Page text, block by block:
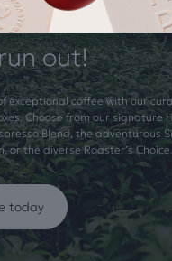
out!
exceptional coffee with our
Choose from our signature
Blend, the adventurous
or the diverse Roaster’s Choice.
today